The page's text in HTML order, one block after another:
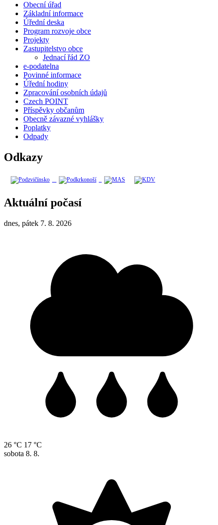
Obecní úřad
Základní informace
Úřední deska
Program rozvoje obce
Projekty
Zastupitelstvo obce
Jednací řád ZO
e-podatelna
Povinné informace
Úřední hodiny
Zpracování osobních údajů
Czech POINT
Příspěvky občanům
Obecně závazné vyhlášky
Poplatky
Odpady
Odkazy
Aktuální počasí
dnes, pátek 7. 8. 2026
26 °C 17 °C
sobota 8. 8.